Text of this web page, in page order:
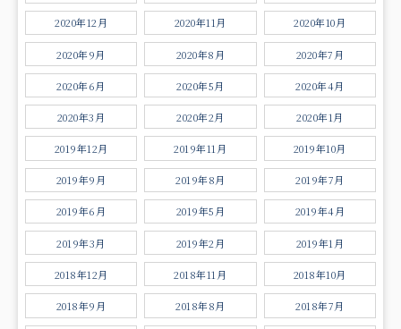
2020年12月 2020年11月 2020年10月
2020年9月 2020年8月 2020年7月
2020年6月 2020年5月 2020年4月
2020年3月 2020年2月 2020年1月
2019年12月 2019年11月 2019年10月
2019年9月 2019年8月 2019年7月
2019年6月 2019年5月 2019年4月
2019年3月 2019年2月 2019年1月
2018年12月 2018年11月 2018年10月
2018年9月 2018年8月 2018年7月